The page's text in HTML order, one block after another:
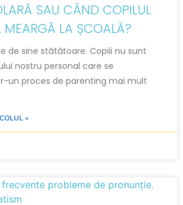
SAU CÂND COPILUL
MEARGĂ LA ȘCOALĂ?
de sine stătătoare. Copiii nu sunt
nostru personal care se
un proces de parenting mai mult
»